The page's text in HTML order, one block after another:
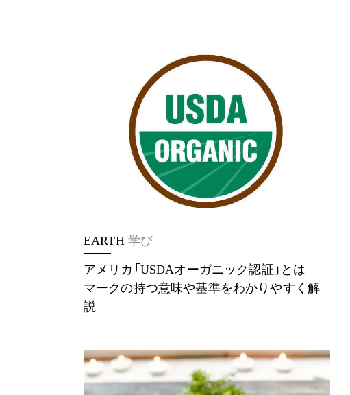
EARTH 学び
アメリカ「USDAオーガニック認証」とは
マークの持つ意味や基準をわかりやすく解
説